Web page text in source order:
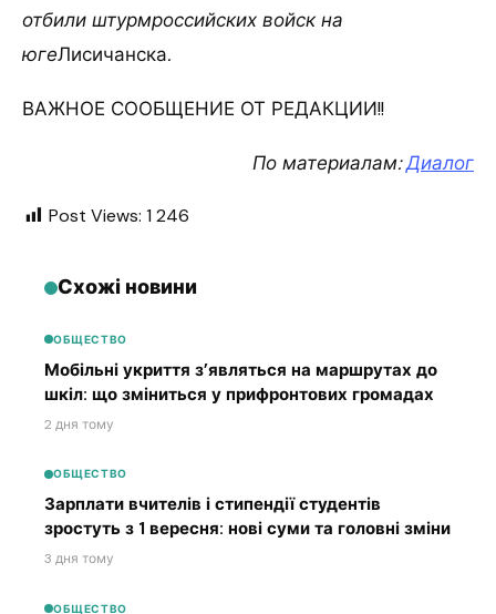
отбили штурмроссийских войск на
югеЛисичанска.
ВАЖНОЕ СООБЩЕНИЕ ОТ РЕДАКЦИИ!!
По материалам:Диалог
Post Views: 1 246
Схожі новини
ОБЩЕСТВО
Мобільні укриття з’являться на маршрутах до
шкіл: що зміниться у прифронтових громадах
2 дня тому
ОБЩЕСТВО
Зарплати вчителів і стипендії студентів
зростуть з 1 вересня: нові суми та головні зміни
3 дня тому
ОБЩЕСТВО